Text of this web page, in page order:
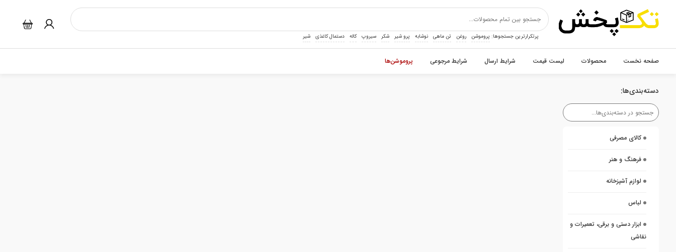
پرتکرارترین جستجوها: پروموشن روغن تن ماهی نوشابه پرو شیر شکر سیروپ کاله دستمال کاغذی شیر
صفحه نخست محصولات لیست قیمت شرایط ارسال شرایط مرجوعی پروموشن‌ها
دسته‌بندی‌ها:
کالای مصرفی
فرهنگ و هنر
لوازم آشپزخانه
لباس
ابزار دستی و برقی، تعمیرات و
نقاشی